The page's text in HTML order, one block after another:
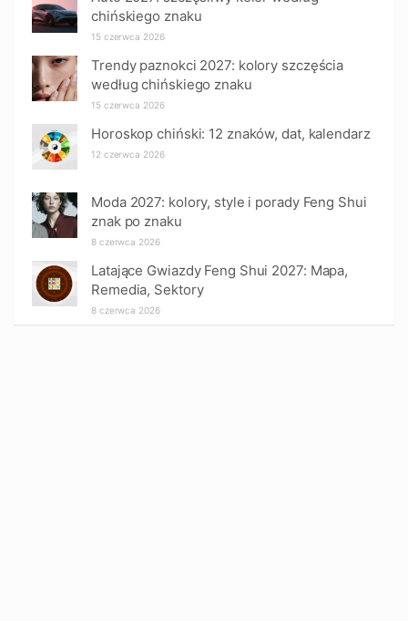
chińskiego znaku
15 czerwca 2026
Trendy paznokci 2027: kolory szczęścia
według chińskiego znaku
15 czerwca 2026
Horoskop chiński: 12 znaków, dat, kalendarz
12 czerwca 2026
Moda 2027: kolory, style i porady Feng Shui
znak po znaku
8 czerwca 2026
Latające Gwiazdy Feng Shui 2027: Mapa,
Remedia, Sektory
8 czerwca 2026